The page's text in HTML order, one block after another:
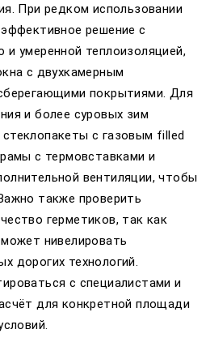
При редком использовании
решение с
умеренной теплоизоляцией,
с двухкамерным
покрытиями. Для
и более суровых зим
с газовым filled
с термовставками и
вентиляции, чтобы
также проверить
герметиков, так как
нивелировать
дорогих технологий.
с специалистами и
для конкретной площади